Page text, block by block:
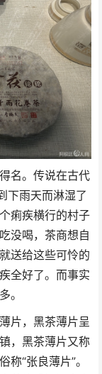
名。传说在古代
下雨天而淋湿了
痢疾横行的村子
没喝，茶商想自
送给这些可怜的
全好了。而事实
。
片，黑茶薄片呈
，黑茶薄片又称
“张良薄片”。